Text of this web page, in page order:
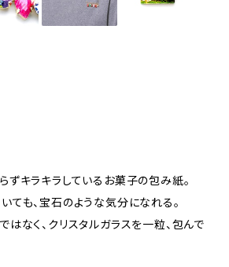
ずキラキラしているお菓子の包み紙。
ても、宝石のような気分になれる。
はなく、クリスタルガラスを一粒、包んで